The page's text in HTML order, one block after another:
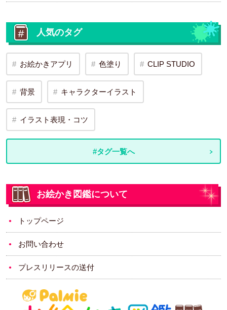
人気のタグ
お絵かきアプリ 色塗り CLIP STUDIO
背景 キャラクターイラスト
イラスト表現・コツ
#タグ一覧へ
お絵かき図鑑について
トップページ
お問い合わせ
プレスリリースの送付